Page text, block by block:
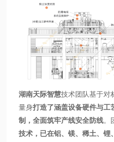
湖南天际智慧技术团队基于对
量身打造了涵盖设备硬件与工
制，全面筑牢产线安全防线。
技术，已在铝、镁、稀土、锂